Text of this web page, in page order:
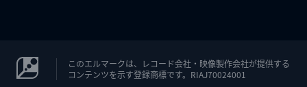
このエルマークは、レコード会社・映像製作会社が提供する
コンテンツを示す登録商標です。RIAJ70024001